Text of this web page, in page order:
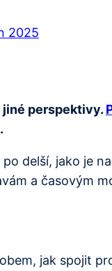
2025
jiné perspektivy.
delší, jako je
a časovým
jak spojit